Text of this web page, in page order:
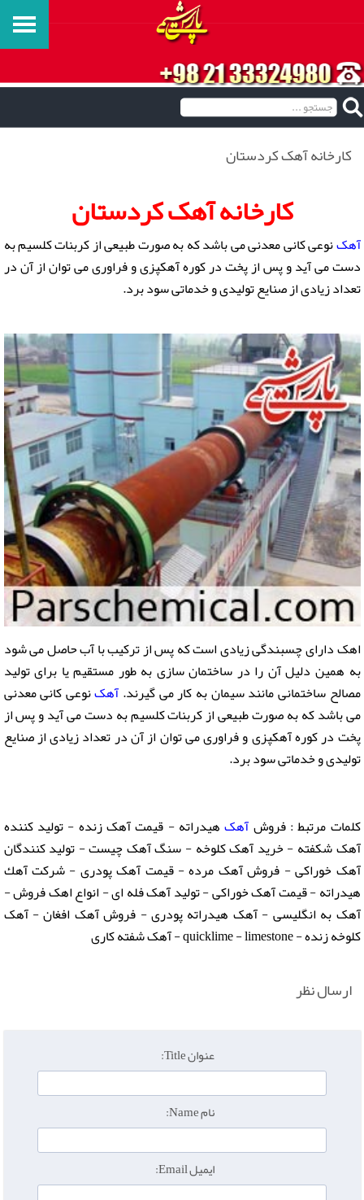
کارخانه آهک کردستان
کارخانه آهک کردستان
آهکنوعی کانی معدنی می باشد که به صورت طبیعی از کربنات کلسیم به
دست می آید و پس از پخت در کوره آهکپزی و فراوری می توان از آن در
تعداد زیادی از صنایع تولیدی و خدماتی سود برد.
اهک دارای چسبندگی زیادی است که پس از ترکیب با آب حاصل می شود
به همین دلیل آن را در ساختمان سازی به طور مستقیم یا برای تولید
مصالح ساختمانی مانند سیمان به کار می گیرند.آهکنوعی کانی معدنی
می باشد که به صورت طبیعی از کربنات کلسیم به دست می آید و پس از
پخت در کوره آهکپزی و فراوری می توان از آن در تعداد زیادی از صنایع
تولیدی و خدماتی سود برد.
کلمات مرتبط : فروشآهکهیدراته - قیمت آهک زنده - تولید کننده
آهک شکفته - خرید آهک کلوخه - سنگ آهک چیست - تولید کنندگان
آهک خوراکی - فروش آهک مرده - قیمت آهک پودری - شرکت آهك
هیدراته - قیمت آهک خوراکی - تولید آهک فله ای - انواع اهک فروش -
آهک به انگلیسی - آهک هیدراته پودری - فروش آهک افغان - آهک
کلوخه زنده - quicklime - limestone - آهک شفته کاری
ارسال نظر
عنوان Title:
نام Name:
ایمیل Email: